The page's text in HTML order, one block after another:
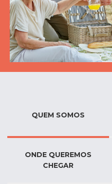
QUEM SOMOS
ONDE QUEREMOS
CHEGAR